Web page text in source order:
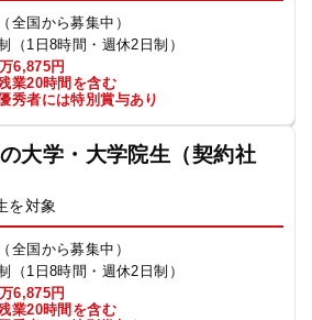
全国から募集中）
（1日8時間・週休2日制）
6,875円
業20時間を含む
秀者には特別賞与あり
の大学・大学院生（契約社
を対象
全国から募集中）
（1日8時間・週休2日制）
6,875円
業20時間を含む